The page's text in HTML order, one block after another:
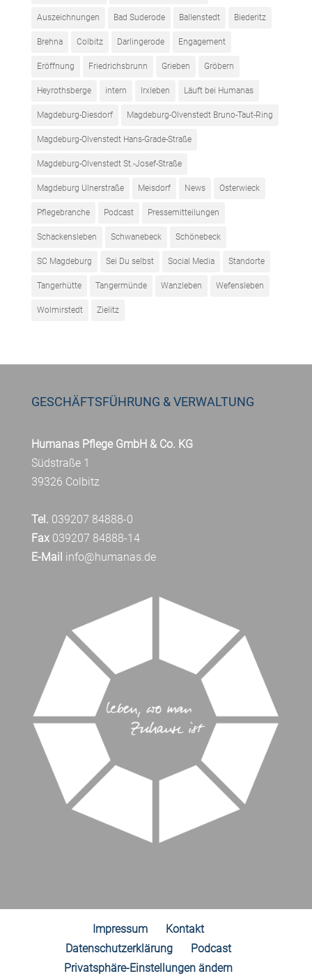
Auszeichnungen Bad Suderode Ballenstedt Biederitz
Brehna Colbitz Darlingerode Engagement
Eröffnung Friedrichsbrunn Grieben Gröbern
Heyrothsberge intern Irxleben Läuft bei Humanas
Magdeburg-Diesdorf Magdeburg-Olvenstedt Bruno-Taut-Ring
Magdeburg-Olvenstedt Hans-Grade-Straße
Magdeburg-Olvenstedt St.-Josef-Straße
Magdeburg Ulnerstraße Meisdorf News Osterwieck
Pflegebranche Podcast Pressemitteilungen
Schackensleben Schwanebeck Schönebeck
SC Magdeburg Sei Du selbst Social Media Standorte
Tangerhütte Tangermünde Wanzleben Wefensleben
Wolmirstedt Zielitz
GESCHÄFTSFÜHRUNG & VERWALTUNG
Humanas Pflege GmbH & Co. KG
Südstraße 1
39326 Colbitz
Tel. 039207 84888-0
Fax039207 84888-14
E-Mail info@humanas.de
Impressum
Kontakt
Datenschutzerklärung
Podcast
Privatsphäre-Einstellungen ändern